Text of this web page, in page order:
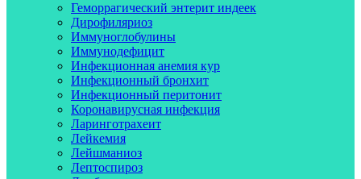
Геморрагический энтерит индеек
Дирофиляриоз
Иммуноглобулины
Иммунодефицит
Инфекционная анемия кур
Инфекционный бронхит
Инфекционный перитонит
Коронавирусная инфекция
Ларинготрахеит
Лейкемия
Лейшманиоз
Лептоспироз